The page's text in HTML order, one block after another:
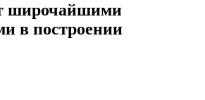
широчайшими
в построении